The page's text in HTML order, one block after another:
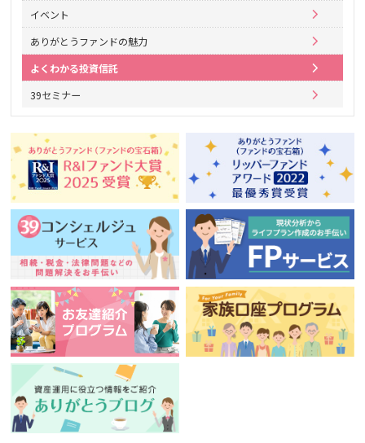
イベント
ありがとうファンドの魅力
よくわかる投資信託
39セミナー